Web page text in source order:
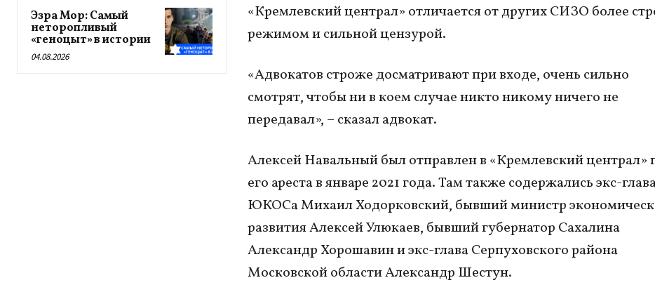
Эзра Мор: Самый
неторопливый
«геноцыт» в истории
04.08.2026
«Кремлевский централ» отличается от других СИЗО более
режимом и сильной цензурой.
«Адвокатов строже досматривают при входе, очень сильно
смотрят, чтобы ни в коем случае никто никому ничего не
передавал», – сказал адвокат.
Алексей Навальный был отправлен в «Кремлевский централ»
его ареста в январе 2021 года. Там также содержались экс-
ЮКОСа Михаил Ходорковский, бывший министр
развития Алексей Улюкаев, бывший губернатор Сахалина
Александр Хорошавин и экс-глава Серпуховского района
Московской области Александр Шестун.